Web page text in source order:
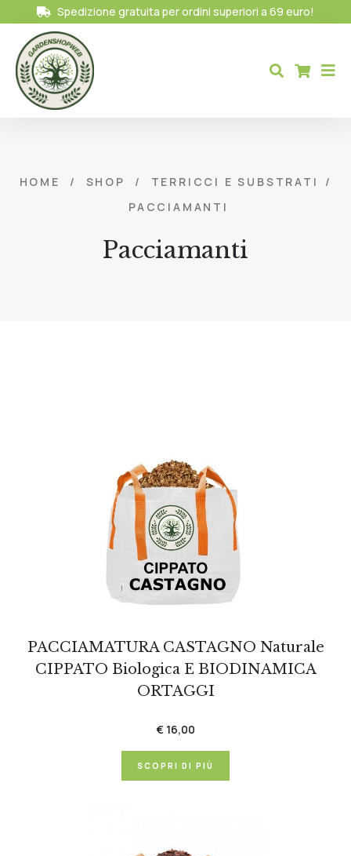
Spedizione gratuita per ordini superiori a 69 euro!
HOME / SHOP / TERRICCI E SUBSTRATI
/
PACCIAMANTI
Pacciamanti
PACCIAMATURA CASTAGNO Naturale
CIPPATO Biologica E BIODINAMICA
ORTAGGI
€ 16,00
SCOPRI DI PIÙ